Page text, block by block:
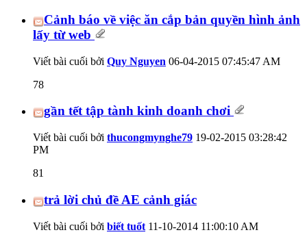
Cảnh báo về việc ăn cắp bản quyền hình ảnh
lấy từ web
Viết bài cuối bởi Quy Nguyen 06-04-2015 07:45:47 AM
78
gần tết tập tành kinh doanh chơi
Viết bài cuối bởi thucongmynghe79 19-02-2015 03:28:42
PM
81
trả lời chủ đề AE cảnh giác
Viết bài cuối bởi biết tuốt 11-10-2014 11:00:10 AM